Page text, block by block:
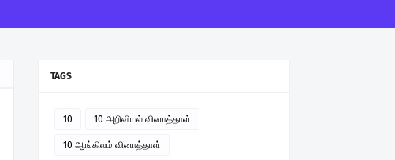
TAGS
10 10 அறிவியல் வினாத்தாள்
10 ஆங்கிலம் வினாத்தாள்